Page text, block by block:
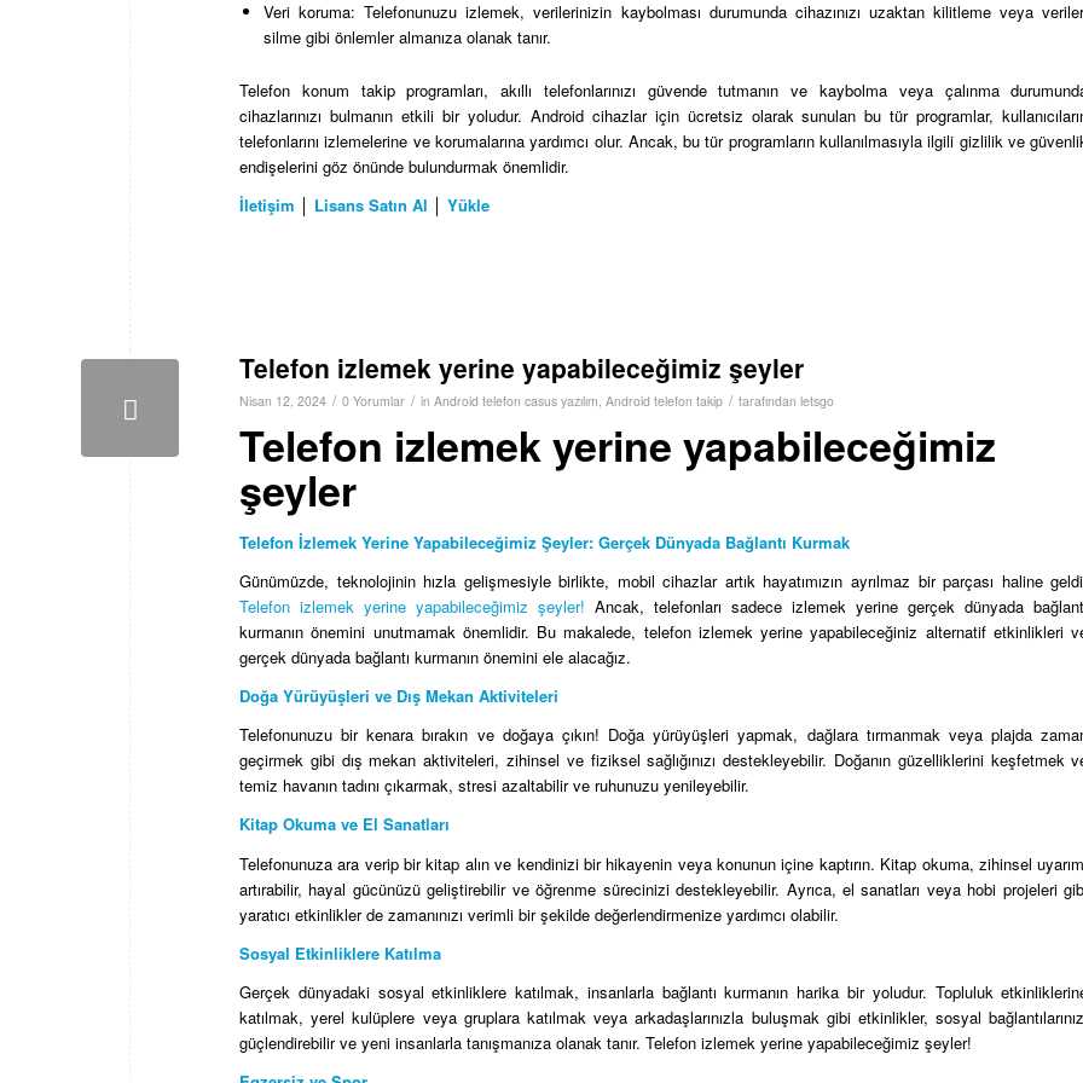
Veri koruma: Telefonunuzu izlemek, verilerinizin kaybolması durumunda cihazınızı uzaktan kilitleme veya
silme gibi önlemler almanıza olanak tanır.
Telefon konum takip programları, akıllı telefonlarınızı güvende tutmanın ve kaybolma veya çalınma
cihazlarınızı bulmanın etkili bir yoludur. Android cihazlar için ücretsiz olarak sunulan bu tür programlar,
telefonlarını izlemelerine ve korumalarına yardımcı olur. Ancak, bu tür programların kullanılmasıyla ilgili gizlilik ve
endişelerini göz önünde bulundurmak önemlidir.
İletişim
Lisans Satın Al Yükle
Telefon izlemek yerine yapabileceğimiz şeyler
Nisan 12, 2024 / 0 Yorumlar / in Android telefon casus yazılım, Android telefon takip / tarafından letsgo
Telefon izlemek yerine yapabileceğimiz
şeyler
Telefon İzlemek Yerine Yapabileceğimiz Şeyler: Gerçek Dünyada Bağlantı Kurmak
Günümüzde, teknolojinin hızla gelişmesiyle birlikte, mobil cihazlar artık hayatımızın ayrılmaz bir parçası haline
Telefon izlemek yerine yapabileceğimiz şeyler! Ancak, telefonları sadece izlemek yerine gerçek dünyada
kurmanın önemini unutmamak önemlidir. Bu makalede, telefon izlemek yerine yapabileceğiniz alternatif etkinlikleri
gerçek dünyada bağlantı kurmanın önemini ele alacağız.
Doğa Yürüyüşleri ve Dış Mekan Aktiviteleri
Telefonunuzu bir kenara bırakın ve doğaya çıkın! Doğa yürüyüşleri yapmak, dağlara tırmanmak veya plajda
geçirmek gibi dış mekan aktiviteleri, zihinsel ve fiziksel sağlığınızı destekleyebilir. Doğanın güzelliklerini keşfetmek
temiz havanın tadını çıkarmak, stresi azaltabilir ve ruhunuzu yenileyebilir.
Kitap Okuma ve El Sanatları
Telefonunuza ara verip bir kitap alın ve kendinizi bir hikayenin veya konunun içine kaptırın. Kitap okuma, zihinsel
artırabilir, hayal gücünüzü geliştirebilir ve öğrenme sürecinizi destekleyebilir. Ayrıca, el sanatları veya hobi projeleri
yaratıcı etkinlikler de zamanınızı verimli bir şekilde değerlendirmenize yardımcı olabilir.
Sosyal Etkinliklere Katılma
Gerçek dünyadaki sosyal etkinliklere katılmak, insanlarla bağlantı kurmanın harika bir yoludur. Topluluk
katılmak, yerel kulüplere veya gruplara katılmak veya arkadaşlarınızla buluşmak gibi etkinlikler, sosyal
güçlendirebilir ve yeni insanlarla tanışmanıza olanak tanır. Telefon izlemek yerine yapabileceğimiz şeyler!